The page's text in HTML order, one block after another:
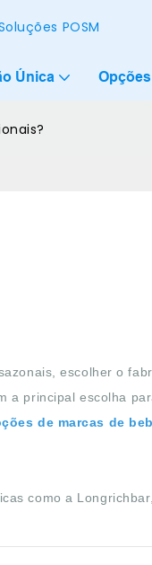
POSM
Única
escolher o
a principal escolha
de marcas de
como a